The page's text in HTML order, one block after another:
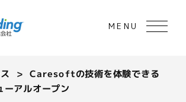
> Caresoftの技術を体験できる
ーアルオープン